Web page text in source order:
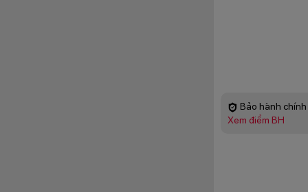
Bảo hành
Xem điểm BH